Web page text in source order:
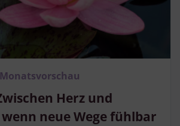
Herz und
neue Wege fühlbar